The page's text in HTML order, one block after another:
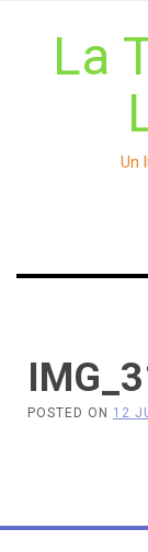
La
Un
POSTED ON 12